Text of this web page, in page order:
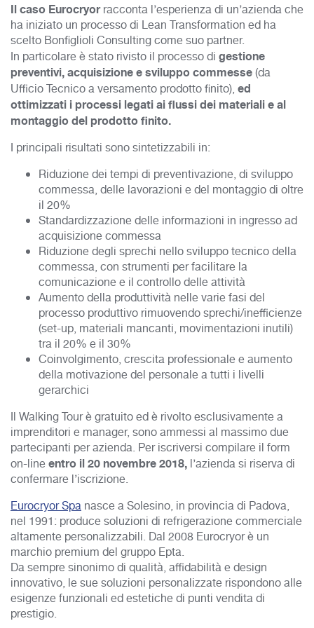
Il caso Eurocryorracconta l’esperienza di un’azienda che
ha iniziato un processo di Lean Transformation ed ha
scelto Bonfiglioli Consulting come suo partner.
In particolare è stato rivisto il processo di gestione
preventivi, acquisizione e sviluppo commesse(da
Ufficio Tecnico a versamento prodotto finito), ed
ottimizzati i processi legati ai flussi dei materiali e al
montaggio del prodotto finito.
I principali risultati sono sintetizzabili in:
Riduzione dei tempi di preventivazione, di sviluppo
commessa, delle lavorazioni e del montaggio di oltre
il 20%
Standardizzazione delle informazioni in ingresso ad
acquisizione commessa
Riduzione degli sprechi nello sviluppo tecnico della
commessa, con strumenti per facilitare la
comunicazione e il controllo delle attività
Aumento della produttività nelle varie fasi del
processo produttivo rimuovendo sprechi/inefficienze
(set-up, materiali mancanti, movimentazioni inutili)
tra il 20% e il 30%
Coinvolgimento, crescita professionale e aumento
della motivazione del personale a tutti i livelli
gerarchici
Il Walking Tour è gratuito ed è rivolto esclusivamente a
imprenditori e manager, sono ammessi al massimo due
partecipanti per azienda. Per iscriversi compilare il form
on-line entro il 20 novembre 2018, l’azienda si riserva di
confermare l’iscrizione.
Eurocryor Spa nasce a Solesino, in provincia di Padova,
nel 1991: produce soluzioni di refrigerazione commerciale
altamente personalizzabili. Dal 2008 Eurocryor è un
marchio premium del gruppo Epta.
Da sempre sinonimo di qualità, affidabilità e design
innovativo, le sue soluzioni personalizzate rispondono alle
esigenze funzionali ed estetiche di punti vendita di
prestigio.